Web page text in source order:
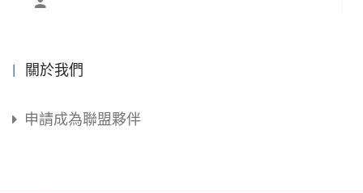
關於我們
申請成為聯盟夥伴